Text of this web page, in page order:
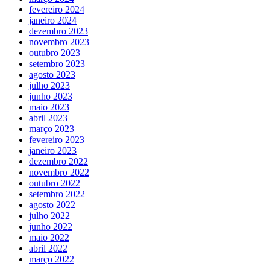
fevereiro 2024
janeiro 2024
dezembro 2023
novembro 2023
outubro 2023
setembro 2023
agosto 2023
julho 2023
junho 2023
maio 2023
abril 2023
março 2023
fevereiro 2023
janeiro 2023
dezembro 2022
novembro 2022
outubro 2022
setembro 2022
agosto 2022
julho 2022
junho 2022
maio 2022
abril 2022
março 2022